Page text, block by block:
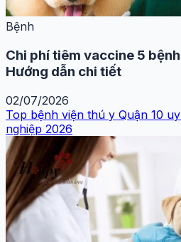
Bệnh
Chi phí tiêm vaccine 5
Hướng dẫn chi tiết
02/07/2026
Top bệnh viện thú y Quận 10
nghiệp 2026